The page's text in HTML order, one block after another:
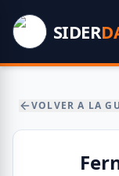
SIDER
VOLVER A LA